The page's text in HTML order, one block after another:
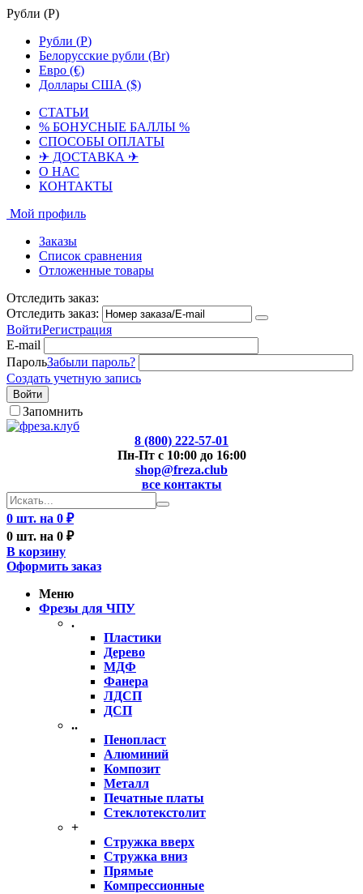
Рубли (Р)
Рубли (Р)
Белорусские рубли (Br)
Евро (€)
Доллары США ($)
СТАТЬИ
% БОНУСНЫЕ БАЛЛЫ %
СПОСОБЫ ОПЛАТЫ
✈ ДОСТАВКА ✈
О НАС
КОНТАКТЫ
Мой профиль
Заказы
Список сравнения
Отложенные товары
Отследить заказ:
Отследить заказ:
ВойтиРегистрация
E-mail
ПарольЗабыли пароль?
Создать учетную запись
Войти
Запомнить
8 (800) 222-57-01
Пн-Пт с 10:00 до 16:00
shop@freza.club
все контакты
0 шт. на 0 ₽
0 шт. на 0 ₽
В корзину
Оформить заказ
Меню
Фрезы для ЧПУ
.
Пластики
Дерево
МДФ
Фанера
ЛДСП
ДСП
..
Пенопласт
Алюминий
Композит
Металл
Печатные платы
Стеклотекстолит
+
Стружка вверх
Стружка вниз
Прямые
Компрессионные